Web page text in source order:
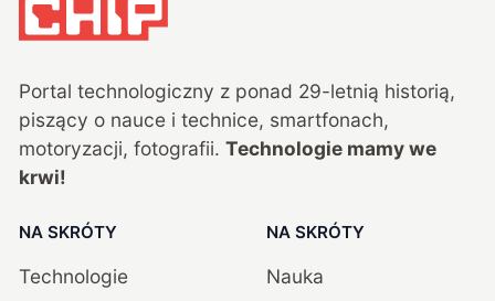
Portal technologiczny z ponad 29-letnią historią,
piszący o nauce i technice, smartfonach,
motoryzacji, fotografii. Technologie mamy we
krwi!
NA SKRÓTY
Technologie
NA SKRÓTY
Nauka